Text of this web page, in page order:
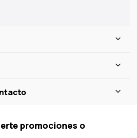
promociones o